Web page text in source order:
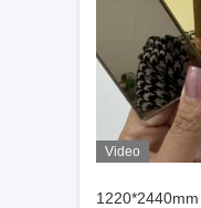
Video